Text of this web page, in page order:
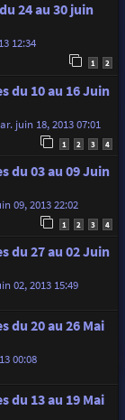
24 au 30 juin
12:34
1 2
du 10 au 16 Juin
juin 18, 2013 07:01
1 2 3 4
du 03 au 09 Juin
09, 2013 22:02
1 2 3 4
du 27 au 02 Juin
02, 2013 15:49
du 20 au 26 Mai
00:08
du 13 au 19 Mai